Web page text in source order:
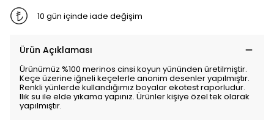
10 gün içinde iade değişim
Ürün Açıklaması
Ürünümüz %100 merinos cinsi koyun yününden üretilmiştir.
Keçe üzerine iğneli keçelerle anonim desenler yapılmıştır.
Renkli yünlerde kullandığımız boyalar ekotest raporludur.
Ilık su ile elde yıkama yapınız. Ürünler kişiye özel tek olarak
yapılmıştır.